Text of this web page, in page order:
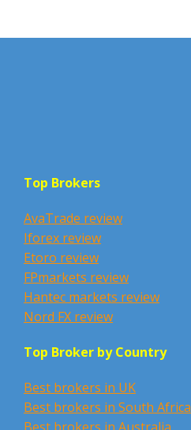
Top Brokers
AvaTrade review
Iforex review
Etoro review
FPmarkets review
Hantec markets review
Nord FX review
Top Broker by Country
Best brokers in UK
Best brokers in South Africa